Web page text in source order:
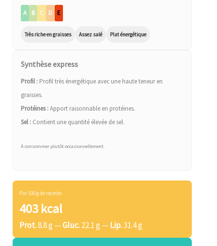
A B C D E
Très riche en graisses Assez salé Plat énergétique
Synthèse express
Profil : Profil très énergétique avec une haute teneur en
graisses.
Protéines :Apport raisonnable en protéines.
Sel : Contient une quantité élevée de sel.
À consommer plutôt occasionnellement.
Par 100 g de recette
403 kcal
Prot.8.8 g —Gluc.22.1 g — Lip.31.4 g